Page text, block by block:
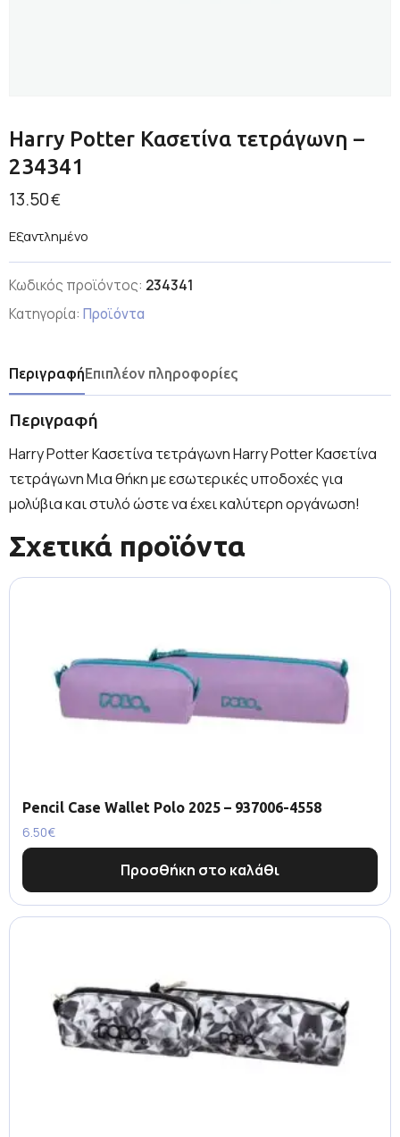
Harry Potter Κασετίνα τετράγωνη –
234341
13.50€
Εξαντλημένο
Κωδικός προϊόντος: 234341
Κατηγορία: Προϊόντα
ΠεριγραφήΕπιπλέον πληροφορίες
Περιγραφή
Harry Potter Κασετίνα τετράγωνη Harry Potter Κασετίνα
τετράγωνη Μια θήκη με εσωτερικές υποδοχές για
μολύβια και στυλό ώστε να έχει καλύτερη οργάνωση!
Σχετικά προϊόντα
Pencil Case Wallet Polo 2025 – 937006-4558
6.50€
Προσθήκη στο καλάθι